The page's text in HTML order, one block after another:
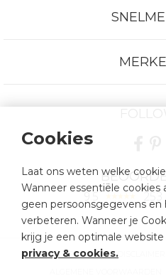
9.5
253
SITEMAP DISCLAIMER
Cookies
Laat ons weten welke
Wanneer essentiële cookies
geen persoonsgegevens en
verbeteren. Wanneer je
krijg je een optimale website
privacy & cookies.